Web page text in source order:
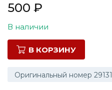
500 ₽
В наличии
В КОРЗИНУ
Оригинальный номер 29131